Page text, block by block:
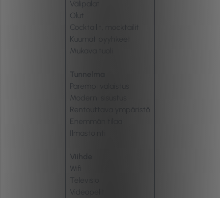
Välipalat
Olut
Cocktailit, mocktailit
Kuumat pyyhkeet
Mukava tuoli
Tunnelma
Parempi valaistus
Moderni sisustus
Rentouttava ympäristö
Enemmän tilaa
Ilmastointi
Viihde
Wifi
Televisio
Videopelit